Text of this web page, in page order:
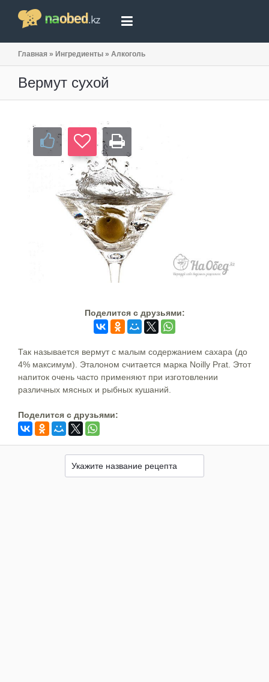
Главная » Ингредиенты » Алкоголь
Вермут сухой
Поделится c друзьями:
Так называется вермут с малым содержанием сахара (до
4% максимум). Эталоном считается марка Noilly Prat. Этот
напиток очень часто применяют при изготовлении
различных мясных и рыбных кушаний.
Поделится c друзьями: